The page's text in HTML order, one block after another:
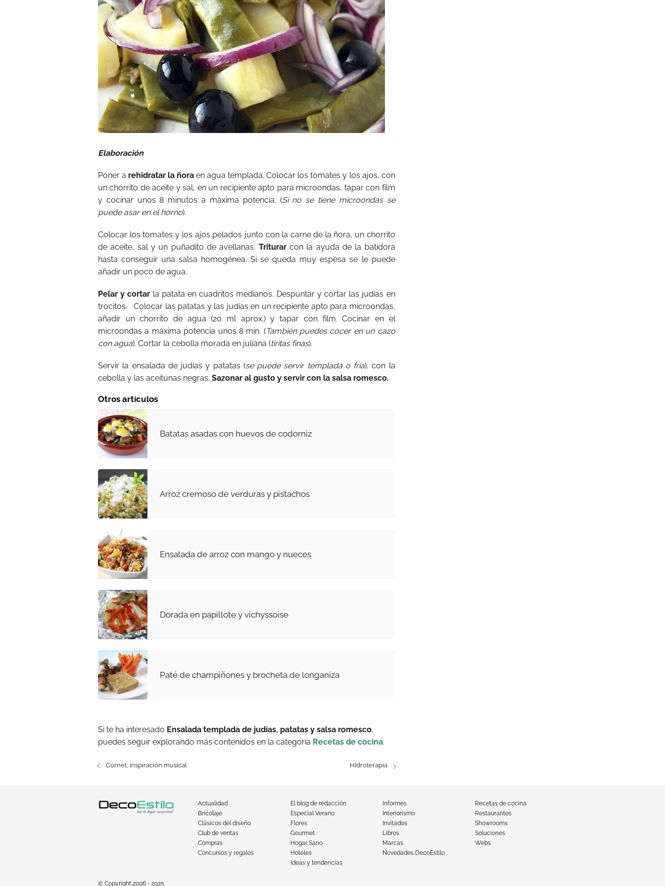
Elaboración
Poner a rehidratar la ñora en agua templada. Colocar los tomates y los ajos, con
un chorrito de aceite y sal, en un recipiente apto para microondas, tapar con film
y cocinar unos 8 minutos a máxima potencia. (Si no se tiene microondas se
puede asar en el horno).
Colocar los tomates y los ajos pelados junto con la carne de la ñora, un chorrito
de aceite, sal y un puñadito de avellanas. Triturar con la ayuda de la batidora
hasta conseguir una salsa homogénea. Si se queda muy espesa se le puede
añadir un poco de agua.
Pelar y cortar la patata en cuadritos medianos. Despuntar y cortar las judías en
trocitos.
Colocar las patatas y las judías en un recipiente apto para microondas,
añadir un chorrito de agua (20 ml aprox.) y tapar con film. Cocinar en el
microondas a máxima potencia unos 8 min. (También puedes cocer en un cazo
con agua). Cortar la cebolla morada en juliana (tiritas finas).
Servir la ensalada de judías y patatas (se puede servir templada o fría), con la
cebolla y las aceitunas negras. Sazonar al gusto y servir con la salsa romesco.
Otros artículos
Batatas asadas con huevos de codorniz
Arroz cremoso de verduras y pistachos
Ensalada de arroz con mango y nueces
Dorada en papillote y vichyssoise
Paté de champiñones y brocheta de longaniza
Si te ha interesado Ensalada templada de judías, patatas y salsa romesco,
puedes seguir explorando más contenidos en la categoría Recetas de cocina.
Cornet, inspiración musical Hidroterapia
Actualidad
Bricolaje
Clásicos del diseño
Club de ventas
Compras
Concursos y regalos
El blog de redacción
Especial Verano
Flores
Gourmet
Hogar Sano
Hoteles
Ideas y tendencias
Informes
Interiorismo
Invitados
Libros
Marcas
Novedades DecoEstilo
Recetas de cocina
Restaurantes
Showrooms
Soluciones
Webs
© Copyright 2006 - 2025